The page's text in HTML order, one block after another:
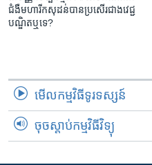
ជំងឺមហារីក​សុដន់​បាន​ប្រសើរ​ជាង​វេជ្ជ
បណ្ឌិត​ឬ​ទេ?
មើល​កម្មវិធី​ទូរទស្សន៍
ចុចស្តាប់កម្មវិធីវិទ្យុ